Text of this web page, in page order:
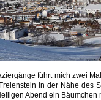
führt mich zwei
in der Nähe des
Abend ein Bäumchen